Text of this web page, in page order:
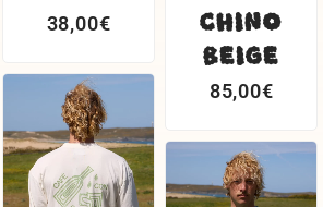
38,00€
CHINO
BEIGE
85,00€